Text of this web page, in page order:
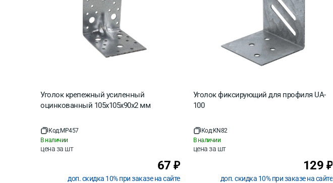
Уголок крепежный усиленный
оцинкованный 105х105х90х2 мм
Код:MP457
В наличии
цена за шт
67 ₽
доп. скидка 10% при заказе на сайте
Уголок фиксирующий для профиля UA-
100
Код:KN82
В наличии
цена за шт
129 ₽
доп. скидка 10% при заказе на сайте